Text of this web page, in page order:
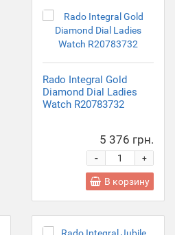
Rado Integral Gold
Diamond Dial Ladies
Watch R20783732
5 376 грн.
+
-
В корзину